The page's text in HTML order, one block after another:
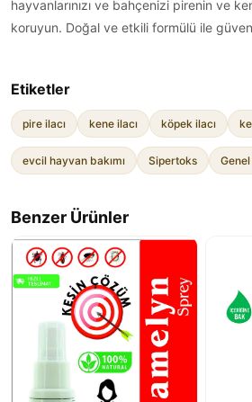
hayvanlarınızı ve bahçenizi pirenin ve
koruyun. Doğal ve etkili formülü ile
Etiketler
pire ilacı kene ilacı köpek ilacı
evcil hayvan bakımı Sipertoks
Benzer Ürünler